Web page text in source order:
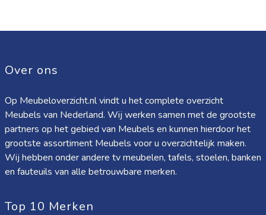
Over ons
Op Meubeloverzicht.nl vindt u het complete overzicht
Meubels van Nederland. Wij werken samen met de grootste
partners op het gebied van Meubels en kunnen hierdoor het
grootste assortiment Meubels voor u overzichtelijk maken.
Wij hebben onder andere tv meubelen, tafels, stoelen, banken
en fauteuils van alle betrouwbare merken.
Top 10 Merken